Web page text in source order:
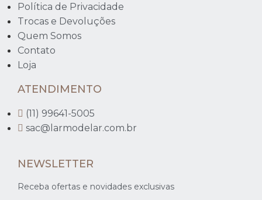
Política de Privacidade
Trocas e Devoluções
Quem Somos
Contato
Loja
ATENDIMENTO
(11) 99641-5005
sac@larmodelar.com.br
NEWSLETTER
Receba ofertas e novidades exclusivas